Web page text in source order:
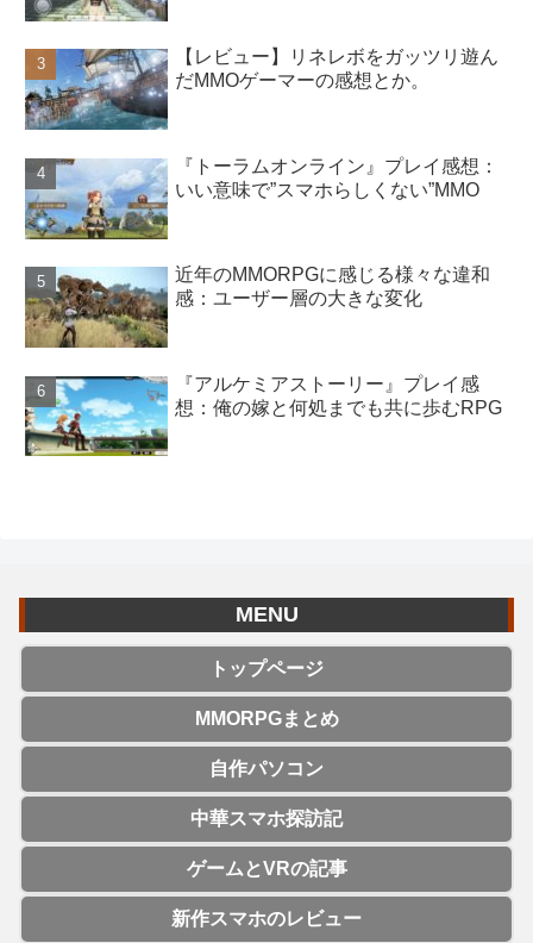
【レビュー】リネレボをガッツリ遊ん
だMMOゲーマーの感想とか。
『トーラムオンライン』プレイ感想：
いい意味で”スマホらしくない”MMO
近年のMMORPGに感じる様々な違和
感：ユーザー層の大きな変化
『アルケミアストーリー』プレイ感
想：俺の嫁と何処までも共に歩むRPG
MENU
トップページ
MMORPGまとめ
自作パソコン
中華スマホ探訪記
ゲームとVRの記事
新作スマホのレビュー